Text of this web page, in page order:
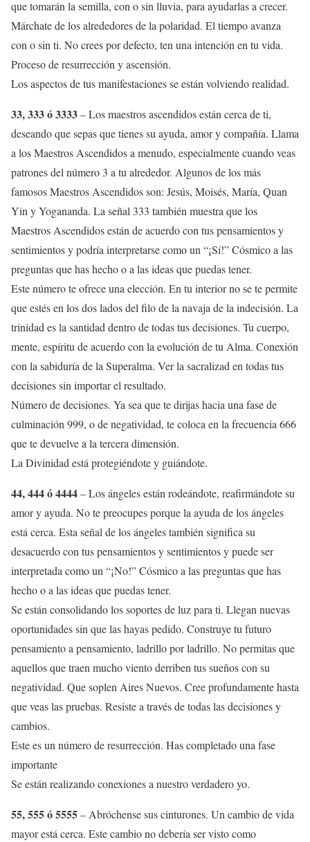
que tomarán la semilla, con o sin lluvia, para ayudarlas a crecer.
Márchate de los alrededores de la polaridad. El tiempo avanza
con o sin ti. No crees por defecto, ten una intención en tu vida.
Proceso de resurrección y ascensión.
Los aspectos de tus manifestaciones se están volviendo realidad.
33, 333 ó 3333– Los maestros ascendidos están cerca de ti,
deseando que sepas que tienes su ayuda, amor y compañía. Llama
a los Maestros Ascendidos a menudo, especialmente cuando veas
patrones del número 3 a tu alrededor. Algunos de los más
famosos Maestros Ascendidos son: Jesús, Moisés, María, Quan
Yin y Yogananda. La señal 333 también muestra que los
Maestros Ascendidos están de acuerdo con tus pensamientos y
sentimientos y podría interpretarse como un “¡Sí!” Cósmico a las
preguntas que has hecho o a las ideas que puedas tener.
Este número te ofrece una elección. En tu interior no se te permite
que estés en los dos lados del filo de la navaja de la indecisión. La
trinidad es la santidad dentro de todas tus decisiones. Tu cuerpo,
mente, espíritu de acuerdo con la evolución de tu Alma. Conexión
con la sabiduría de la Superalma. Ver la sacralizad en todas tus
decisiones sin importar el resultado.
Número de decisiones. Ya sea que te dirijas hacia una fase de
culminación 999, o de negatividad, te coloca en la frecuencia 666
que te devuelve a la tercera dimensión.
La Divinidad está protegiéndote y guiándote.
44, 444 ó 4444– Los ángeles están rodeándote, reafirmándote su
amor y ayuda. No te preocupes porque la ayuda de los ángeles
está cerca. Esta señal de los ángeles también significa su
desacuerdo con tus pensamientos y sentimientos y puede ser
interpretada como un “¡No!” Cósmico a las preguntas que has
hecho o a las ideas que puedas tener.
Se están consolidando los soportes de luz para ti. Llegan nuevas
oportunidades sin que las hayas pedido. Construye tu futuro
pensamiento a pensamiento, ladrillo por ladrillo. No permitas que
aquellos que traen mucho viento derriben tus sueños con su
negatividad. Que soplen Aires Nuevos. Cree profundamente hasta
que veas las pruebas. Resiste a través de todas las decisiones y
cambios.
Este es un número de resurrección. Has completado una fase
importante
Se están realizando conexiones a nuestro verdadero yo.
55, 555 ó 5555– Abróchense sus cinturones. Un cambio de vida
mayor está cerca. Este cambio no debería ser visto como